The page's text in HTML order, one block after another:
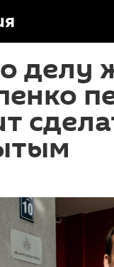
делу